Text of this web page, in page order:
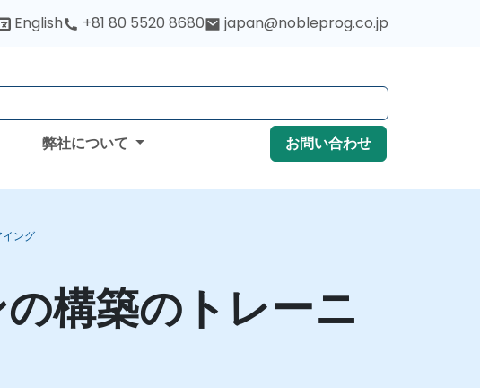
English +81 80 5520 8680 japan@nobleprog.co.jp
弊社について お問い合わせ
ング
構築のトレーニ